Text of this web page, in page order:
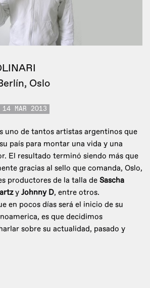
Oslo
14 MAR 2013
uno de tantos artistas argentinos que
país para montar una vida y una
El resultado terminó siendo más que
gracias al sello que comanda, Oslo,
productores de la talla de Sascha
y Johnny D, entre otros.
en pocos días será el inicio de su
es que decidimos
sobre su actualidad, pasado y